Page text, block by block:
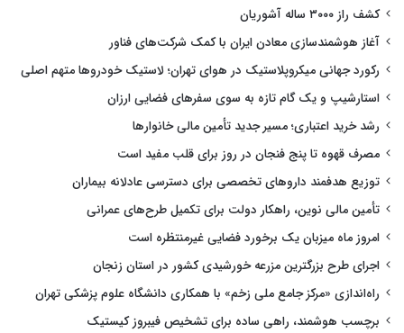
کشف راز ۳۰۰۰ ساله آشوریان
آغاز هوشمندسازی معادن ایران با کمک شرکت‌های فناور
رکورد جهانی میکروپلاستیک در هوای تهران؛ لاستیک خودروها متهم اصلی
استارشیپ و یک گام تازه به سوی سفرهای فضایی ارزان
رشد خرید اعتباری؛ مسیر جدید تأمین مالی خانوارها
مصرف قهوه تا پنج فنجان در روز برای قلب مفید است
توزیع هدفمند داروهای تخصصی برای دسترسی عادلانه بیماران
تأمین مالی نوین، راهکار دولت برای تکمیل طرح‌های عمرانی
امروز ماه میزبان یک برخورد فضایی غیرمنتظره است
اجرای طرح بزرگترین مزرعه خورشیدی کشور در استان زنجان
راه‌اندازی «مرکز جامع ملی زخم» با همکاری دانشگاه علوم پزشکی تهران
برچسب هوشمند، راهی ساده برای تشخیص فیبروز کیستیک